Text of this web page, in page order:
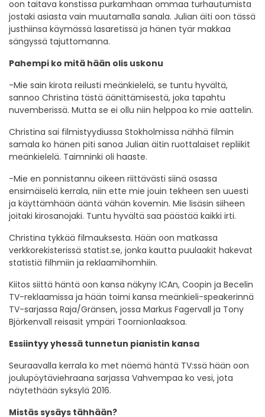
oon taitava konstissa purkamhaan ommaa turhautumista
jostaki asiasta vain muutamalla sanala. Julian äiti oon tässä
justhiinsa käymässä lasaretissä ja hänen tyär makkaa
sängyssä tajuttomanna.
Pahempi ko mitä hään olis uskonu
-Mie sain kirota reilusti meänkielelä, se tuntu hyvältä,
sannoo Christina tästä äänittämisestä, joka tapahtu
nuvemberissä. Mutta se ei ollu niin helppoa ko mie aattelin.
Christina sai filmistyydiussa Stokholmissa nähhä filmin
samala ko hänen piti sanoa Julian äitin ruottalaiset repliikit
meänkielelä. Taimninki oli haaste.
-Mie en ponnistannu oikeen riittävästi siinä osassa
ensimäiselä kerrala, niin ette mie jouin tekheen sen uuesti
ja käyttämhään ääntä vähän kovemin. Mie lisäsin siiheen
joitaki kirosanojaki. Tuntu hyvältä saa päästää kaikki irti.
Christina tykkää filmauksesta. Hään oon matkassa
verkkorekisterissä statist.se, jonka kautta puulaakit hakevat
statistiä filhmiin ja reklaamihomhiin.
Kiitos siittä häntä oon kansa näkyny ICAn, Coopin ja Becelin
TV-reklaamissa ja hään toimi kansa meänkieli-speakerinnä
TV-sarjassa Raja/Gränsen, jossa Markus Fagervall ja Tony
Björkenvall reisasit ympäri Toornionlaaksoa.
Essiintyy yhessä tunnetun pianistin kansa
Seuraavalla kerrala ko met näemä häntä TV:ssä hään oon
joulupöytäviehraana sarjassa Vahvempaa ko vesi, jota
näytethään syksylä 2016.
Mistäs sysäys tähhään?